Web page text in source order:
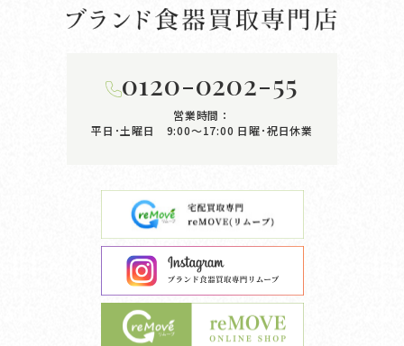
0120-0202-55
営業時間：
平日･土曜日 9:00〜17:00 日曜･祝日休業